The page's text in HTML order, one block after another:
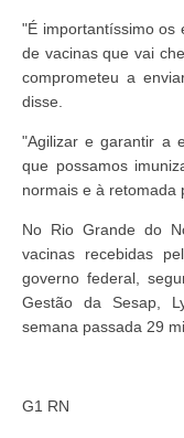
"É importantíssimo os
de vacinas que vai
comprometeu a
disse.
"Agilizar e garantir a
que possamos
normais e à retomada
No Rio Grande do
vacinas recebidas
governo federal,
Gestão da Sesap,
semana passada 29
G1 RN